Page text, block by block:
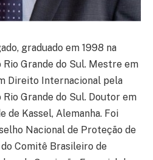
graduado em 1998 na
Rio Grande do Sul. Mestre em
Direito Internacional pela
Grande do Sul. Doutor em
de Kassel, Alemanha. Foi
Nacional de Proteção de
Comitê Brasileiro de